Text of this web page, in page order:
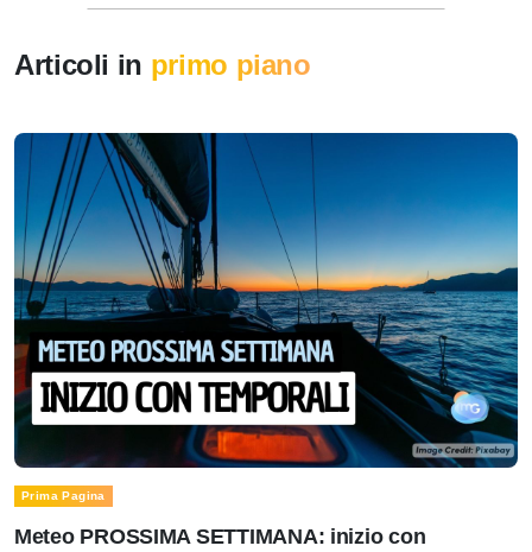
Articoli in primo piano
Prima Pagina
Meteo PROSSIMA SETTIMANA: inizio con